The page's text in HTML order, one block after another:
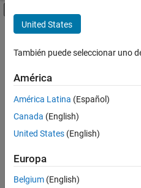
Contenido principal
FILTRADO POR
Education Sales
Inside Sales
Marketing Communications
Marketing Services
Ordenar por
Guardar
empleos
seleccionados
United States
También puede seleccionar uno
América
América Latina (Español)
Canada (English)
United States (English)
Europa
Belgium (English)